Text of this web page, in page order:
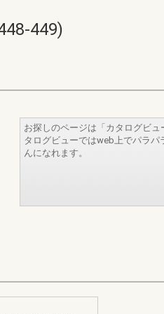
449)
お探しのページは「カタログビ
タログビューではweb上でパラパ
んになれます。